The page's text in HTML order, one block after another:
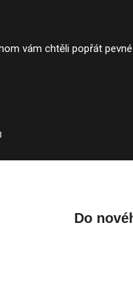
vám chtěli popřát
Do